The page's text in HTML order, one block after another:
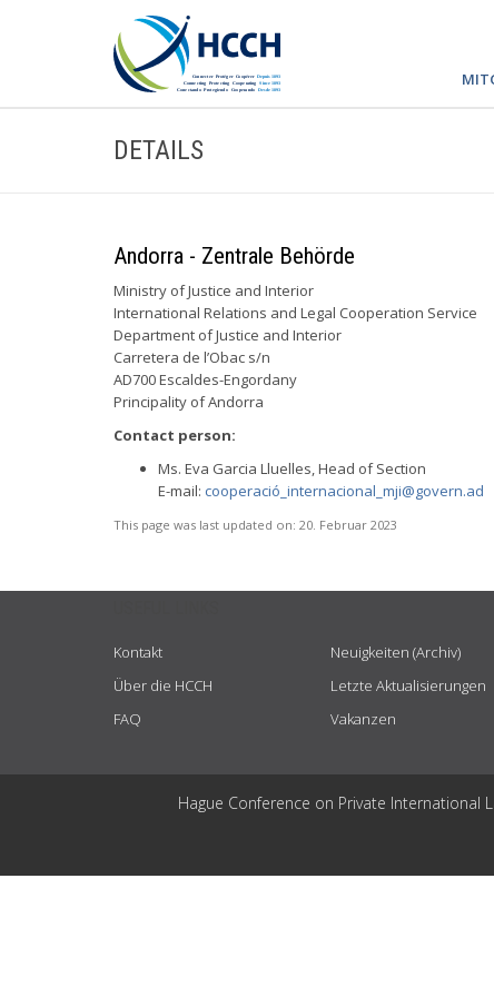
DETAILS
Andorra - Zentrale Behörde
Ministry of Justice and Interior
International Relations and Legal Cooperation Service
Department of Justice and Interior
Carretera de l’Obac s/n
AD700 Escaldes-Engordany
Principality of Andorra
Contact person:
Ms. Eva Garcia Lluelles, Head of Section
E-mail: cooperació _internacional_mji@govern.ad
This page was last updated on: 20. Februar 2023
Kontakt
Über die HCCH
FAQ
Neuigkeiten (Archiv)
Letzte Aktualisierungen
Vakanzen
Hague Conference on Private International